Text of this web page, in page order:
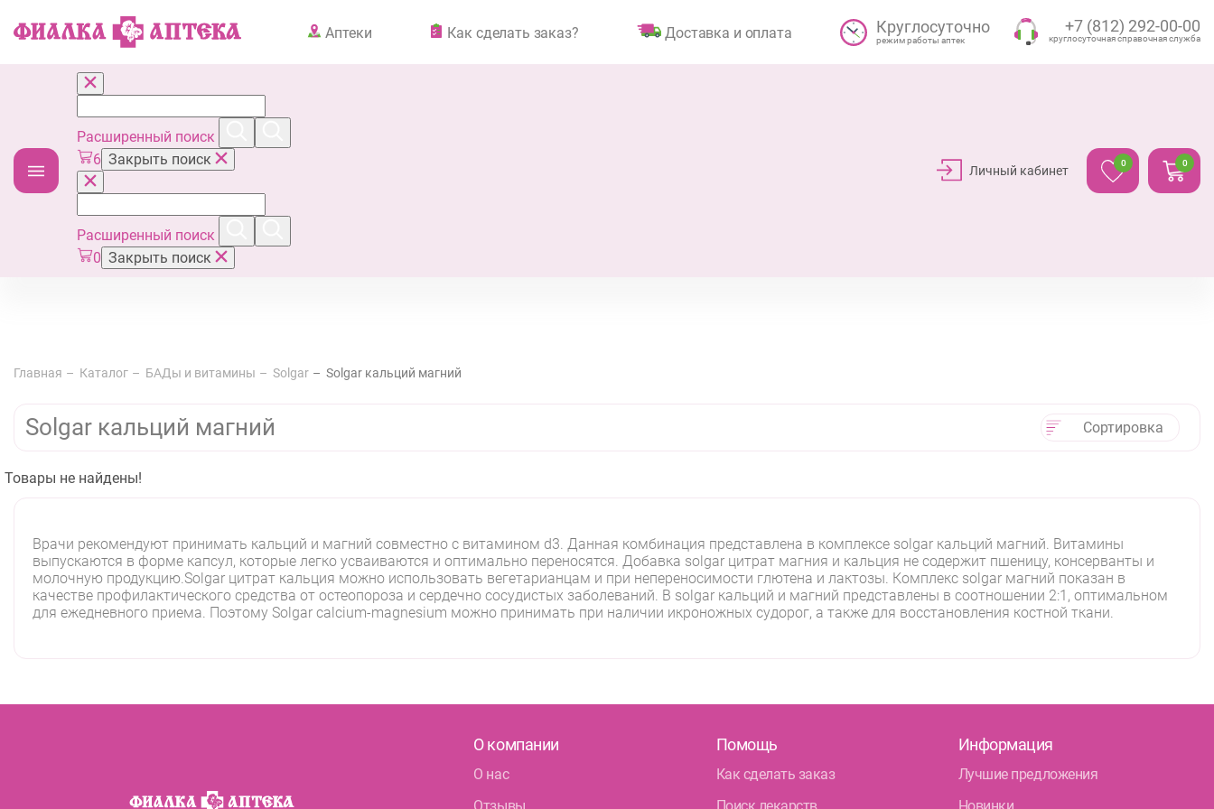
Аптеки Как сделать заказ? Доставка и оплата Круглосуточно
режим работы аптек
+7 (812) 292-00-00
круглосуточная справочная служба
Расширенный поиск
6 Закрыть поиск
Расширенный поиск
0 Закрыть поиск
Личный кабинет
0 0
Главная Каталог БАДы и витамины Solgar Solgar кальций магний
Solgar кальций магний Сортировка
Товары не найдены!
Врачи рекомендуют принимать кальций и магний совместно с витамином d3. Данная комбинация представлена в комплексе solgar кальций магний. Витамины
выпускаются в форме капсул, которые легко усваиваются и оптимально переносятся. Добавка solgar цитрат магния и кальция не содержит пшеницу, консерванты и
молочную продукцию.Solgar цитрат кальция можно использовать вегетарианцам и при непереносимости глютена и лактозы. Комплекс solgar магний показан в
качестве профилактического средства от остеопороза и сердечно сосудистых заболеваний. В solgar кальций и магний представлены в соотношении 2:1, оптимальном
для ежедневного приема. Поэтому Solgar calcium-magnesium можно принимать при наличии икроножных судорог, а также для восстановления костной ткани.
О компании
О нас
Помощь
Как сделать заказ
Информация
Лучшие предложения